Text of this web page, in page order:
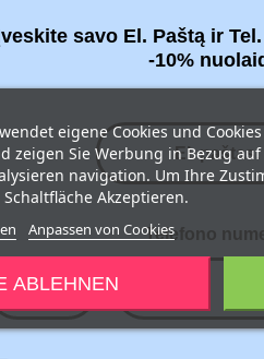
eigene Cookies und
zeigen Sie Werbung in Bezug
navigation. Um Ihre
Akzeptieren.
Anpassen von Cookies
ABLEHNEN
savo El. Paštą ir
-10%
Telefono
+370